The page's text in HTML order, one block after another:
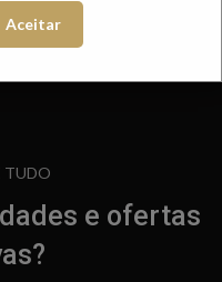
TUDO
e ofertas
Aceitar